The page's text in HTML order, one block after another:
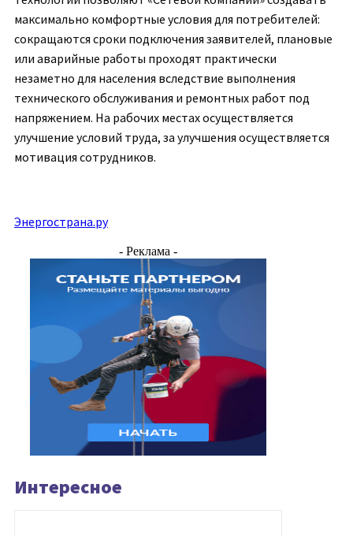
максимально комфортные условия для потребителей:
сокращаются сроки подключения заявителей, плановые
или аварийные работы проходят практически
незаметно для населения вследствие выполнения
технического обслуживания и ремонтных работ под
напряжением. На рабочих местах осуществляется
улучшение условий труда, за улучшения осуществляется
мотивация сотрудников.
Энергострана.ру
- Реклама -
Интересное